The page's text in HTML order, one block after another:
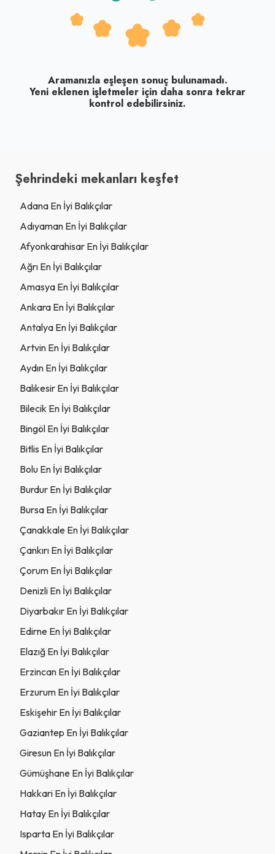
Aramanızla eşleşen sonuç bulunamadı.
Yeni eklenen işletmeler için daha sonra tekrar
kontrol edebilirsiniz.
Şehrindeki mekanları keşfet
Adana En İyi Balıkçılar
Adıyaman En İyi Balıkçılar
Afyonkarahisar En İyi Balıkçılar
Ağrı En İyi Balıkçılar
Amasya En İyi Balıkçılar
Ankara En İyi Balıkçılar
Antalya En İyi Balıkçılar
Artvin En İyi Balıkçılar
Aydın En İyi Balıkçılar
Balıkesir En İyi Balıkçılar
Bilecik En İyi Balıkçılar
Bingöl En İyi Balıkçılar
Bitlis En İyi Balıkçılar
Bolu En İyi Balıkçılar
Burdur En İyi Balıkçılar
Bursa En İyi Balıkçılar
Çanakkale En İyi Balıkçılar
Çankırı En İyi Balıkçılar
Çorum En İyi Balıkçılar
Denizli En İyi Balıkçılar
Diyarbakır En İyi Balıkçılar
Edirne En İyi Balıkçılar
Elazığ En İyi Balıkçılar
Erzincan En İyi Balıkçılar
Erzurum En İyi Balıkçılar
Eskişehir En İyi Balıkçılar
Gaziantep En İyi Balıkçılar
Giresun En İyi Balıkçılar
Gümüşhane En İyi Balıkçılar
Hakkari En İyi Balıkçılar
Hatay En İyi Balıkçılar
Isparta En İyi Balıkçılar